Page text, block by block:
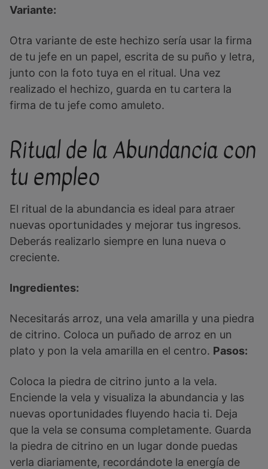
Variante:
Otra variante de este hechizo sería usar la firma
de tu jefe en un papel, escrita de su puño y letra,
junto con la foto tuya en el ritual. Una vez
realizado el hechizo, guarda en tu cartera la
firma de tu jefe como amuleto.
Ritual de la Abundancia con
tu empleo
El ritual de la abundancia es ideal para atraer
nuevas oportunidades y mejorar tus ingresos.
Deberás realizarlo siempre en luna nueva o
creciente.
Ingredientes:
Necesitarás arroz, una vela amarilla y una piedra
de citrino. Coloca un puñado de arroz en un
plato y pon la vela amarilla en el centro. Pasos:
Coloca la piedra de citrino junto a la vela.
Enciende la vela y visualiza la abundancia y las
nuevas oportunidades fluyendo hacia ti. Deja
que la vela se consuma completamente. Guarda
la piedra de citrino en un lugar donde puedas
verla diariamente, recordándote la energía de